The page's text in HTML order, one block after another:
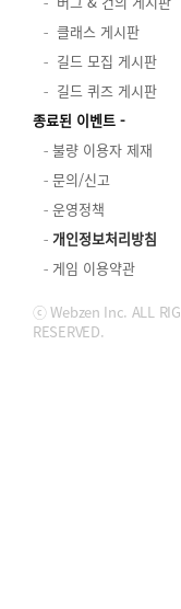
클래스 게시판
길드 모집 게시판
길드 퀴즈 게시판
종료된 이벤트
불량 이용자 제재
문의/신고
운영정책
개인정보처리방침
게임 이용약관
ⓒ Webzen Inc. ALL
RESERVED.